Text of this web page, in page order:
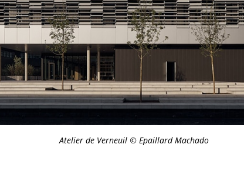
Atelier de Verneuil © Epaillard Machado